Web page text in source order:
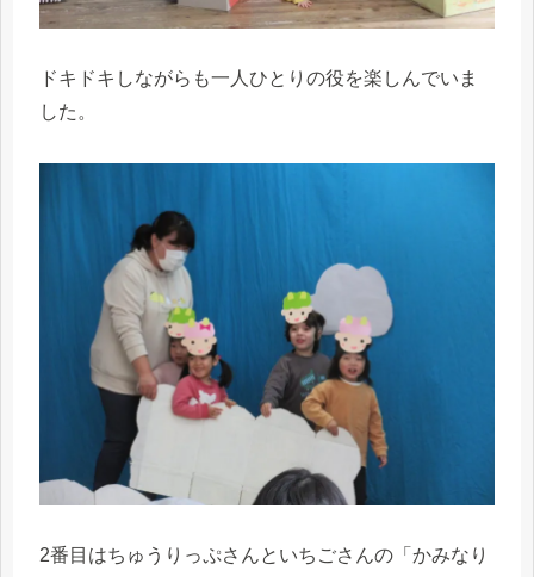
ドキドキしながらも一人ひとりの役を楽しんでいま
した。
2番目はちゅうりっぷさんといちごさんの「かみなり